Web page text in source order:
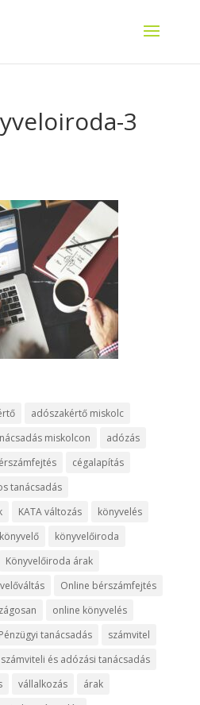
3
adószakértő miskolc
miskolcon
adózás
cégalapítás
tanácsadás
KATA változás
könyvelés
könyvelő
könyvelőiroda
Könyvelőiroda árak
Online bérszámfejtés
online könyvelés
Pénzügyi tanácsadás
számvitel
számviteli és adózási tanácsadás
vállalkozás
árak